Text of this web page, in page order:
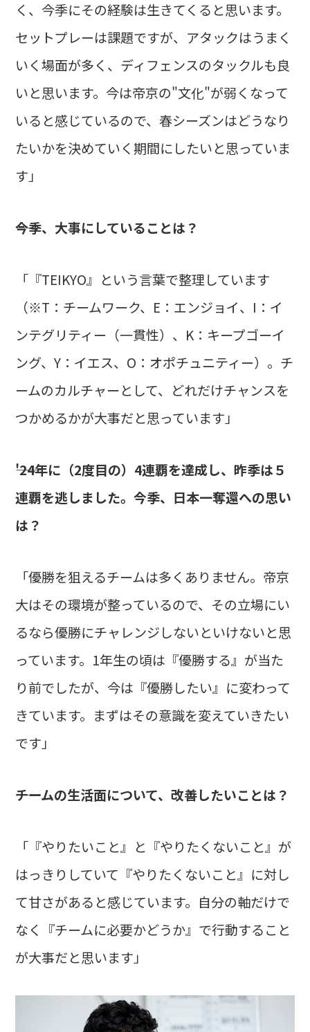
く、今季にその経験は生きてくると思います。
セットプレーは課題ですが、アタックはうまく
いく場面が多く、ディフェンスのタックルも良
いと思います。今は帝京の"文化"が弱くなって
いると感じているので、春シーズンはどうなり
たいかを決めていく期間にしたいと思っていま
す」
――今季、大事にしていることは？
「『TEIKYO』という言葉で整理しています
（※T：チームワーク、E：エンジョイ、I：イ
ンテグリティー（一貫性）、K：キープゴーイ
ング、Y：イエス、O：オポチュニティー）。チ
ームのカルチャーとして、どれだけチャンスを
つかめるかが大事だと思っています」
――'24年に（2度目の）4連覇を達成し、昨季は５
連覇を逃しました。今季、日本一奪還への思い
は？
「優勝を狙えるチームは多くありません。帝京
大はその環境が整っているので、その立場にい
るなら優勝にチャレンジしないといけないと思
っています。1年生の頃は『優勝する』が当た
り前でしたが、今は『優勝したい』に変わって
きています。まずはその意識を変えていきたい
です」
――チームの生活面について、改善したいことは？
「『やりたいこと』と『やりたくないこと』が
はっきりしていて『やりたくないこと』に対し
て甘さがあると感じています。自分の軸だけで
なく『チームに必要かどうか』で行動すること
が大事だと思います」